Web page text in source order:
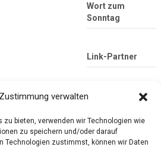
Wort zum
Sonntag
Link-Partner
verwalten
zu bieten, verwenden wir Technologien wie
zu speichern und/oder darauf
Technologien zustimmst, können wir Daten